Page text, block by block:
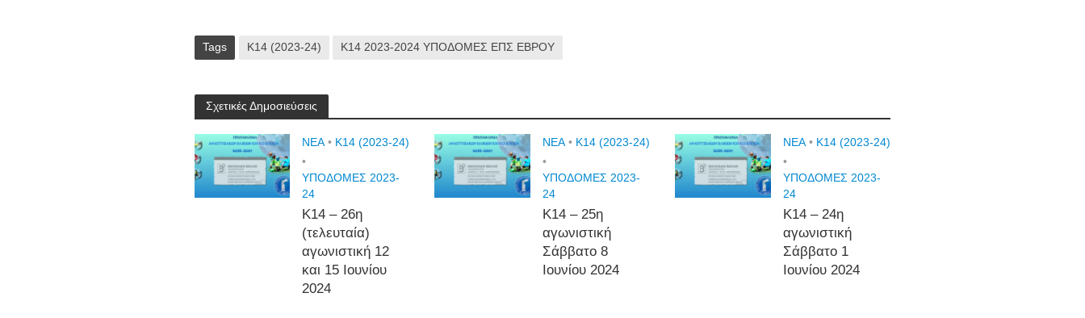
Tags Κ14 (2023-24) Κ14 2023-2024 ΥΠΟΔΟΜΕΣ ΕΠΣ ΕΒΡΟΥ
Σχετικές Δημοσιεύσεις
NEA • Κ14 (2023-24)
•
ΥΠΟΔΟΜΕΣ 2023-
24
Κ14 – 26η
(τελευταία)
αγωνιστική 12
και 15 Ιουνίου
2024
NEA • Κ14 (2023-24)
•
ΥΠΟΔΟΜΕΣ 2023-
24
Κ14 – 25η
αγωνιστική
Σάββατο 8
Ιουνίου 2024
NEA • Κ14 (2023-24)
•
ΥΠΟΔΟΜΕΣ 2023-
24
Κ14 – 24η
αγωνιστική
Σάββατο 1
Ιουνίου 2024